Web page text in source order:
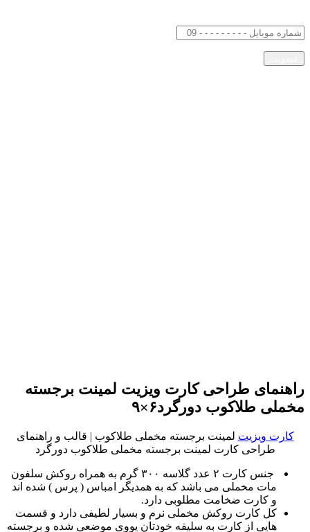
راهنمای طراحی کارت ویزیت لمینت برجسته
مخملی طلاکوب دورگرد۶×۹
کارت ویزیت لمینت برجسته مخملی طلاکوب | قالب و راهنمای
طراحی کارت لمینت برجسته مخملی طلاکوب دورگرد
جنس کارت ۲ عدد گلاسه ۳۰۰ گرم به همراه روکش سلفون
مات مخملی می باشد که به همدیگر امباس ( پرس ) شده اند
و کارت ضخامت مطلوبی دارد.
کل کارت روکش مخملی نرم و بسیار لطیفی دارد و قسمت
هایی از کارت به سلیقه خودتان یووی موضعی شده و برجسته